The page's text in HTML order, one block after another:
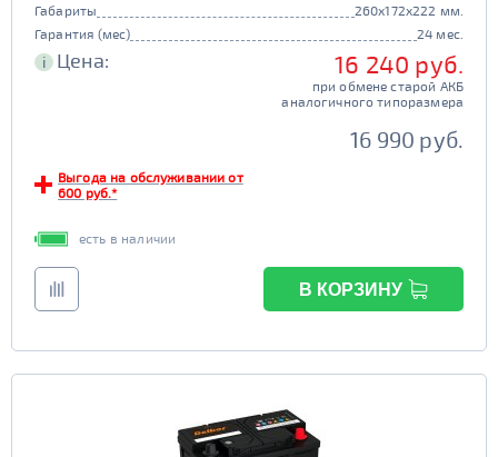
Габариты
260x172x222 мм.
Гарантия (мес)
24 мес.
i Цена: 16 240 руб.
при обмене старой АКБ
аналогичного типоразмера
16 990 руб.
Выгода на обслуживании от
600 руб.*
есть в наличии
В КОРЗИНУ